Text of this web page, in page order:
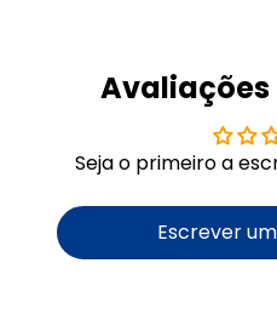
Avaliações
Seja o primeiro a
Escrever